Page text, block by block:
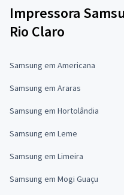
Impressora
Rio Claro
Samsung em Americana
Samsung em Araras
Samsung em Hortolândia
Samsung em Leme
Samsung em Limeira
Samsung em Mogi Guaçu